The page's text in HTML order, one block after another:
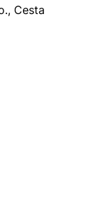
Cesta